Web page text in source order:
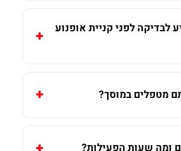
לפני קניית אופנוע
מטפלים במוסך?
ומה שעות הפעילות?